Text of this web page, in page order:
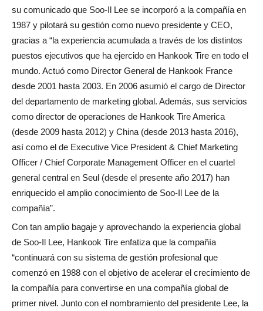
su comunicado que Soo-Il Lee se incorporó a la compañía en
1987 y pilotará su gestión como nuevo presidente y CEO,
gracias a “la experiencia acumulada a través de los distintos
puestos ejecutivos que ha ejercido en Hankook Tire en todo el
mundo. Actuó como Director General de Hankook France
desde 2001 hasta 2003. En 2006 asumió el cargo de Director
del departamento de marketing global. Además, sus servicios
como director de operaciones de Hankook Tire America
(desde 2009 hasta 2012) y China (desde 2013 hasta 2016),
así como el de Executive Vice President & Chief Marketing
Officer / Chief Corporate Management Officer en el cuartel
general central en Seul (desde el presente año 2017) han
enriquecido el amplio conocimiento de Soo-Il Lee de la
compañía”.
Con tan amplio bagaje y aprovechando la experiencia global
de Soo-Il Lee, Hankook Tire enfatiza que la compañía
“continuará con su sistema de gestión profesional que
comenzó en 1988 con el objetivo de acelerar el crecimiento de
la compañía para convertirse en una compañía global de
primer nivel. Junto con el nombramiento del presidente Lee, la